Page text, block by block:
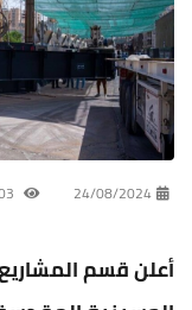
24/08/2024
أعلن قسم